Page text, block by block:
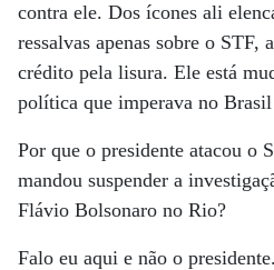
contra ele. Dos ícones ali
ressalvas apenas sobre o STF,
crédito pela lisura. Ele está
política que imperava no Brasil
Por que o presidente atacou o
mandou suspender a
Flávio Bolsonaro no Rio?
Falo eu aqui e não o